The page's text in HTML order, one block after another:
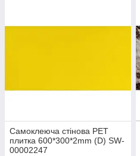
Самоклеюча стінова PET
плитка 600*300*2mm (D) SW-
00002247